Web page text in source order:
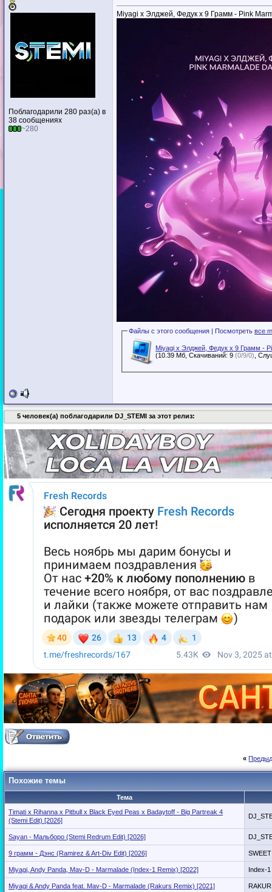
Поблагодарили 280 раз(а) в
38 сообщениях
~280
Miyagi x Элджей, Федук х 9 Грамм - Pink
Файлы с этого сообщения | Посмотретьвсе
Miyagi x Элджей, Федук х 9 Грамм -
(10.39 Мб, Скачиваний: 9(0/9/0)
5 человек(а) поблагодарили DJ_STEMI за этот релиз:
«
Похожие темы
Тема
Timati x Rihanna x Pitbull x Black Eyed Peas x Badaytoff - Big Partreak 4
(Stemi Edit) [2026]
Sayan - Мальборо (Stemi Redrum Edit) [2026]
9 грамм - Дэнс (Ramirez & Art-Div Edit) [2026]
Miyagi, Andy Panda, Mav-D - Marmalade (Index-1 Remix) [2022] Index-1
Miyagi & Andy Panda feat. Mav-D - Marmalade (Rakurs Remix) [2021]